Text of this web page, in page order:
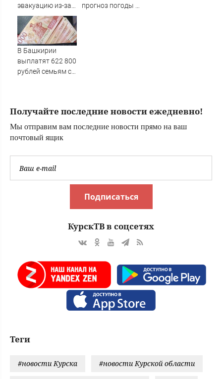
Тверские новости.
Новости
эвакуацию из-за
приближения
мощного тайфуна
прогноз погоды в
В Башкирии
выплатят 622 800
рублей семьям с
Получайте последние новости ежедневно!
Мы отправим вам последние новости прямо на ваш
почтовый ящик
Подписаться
КурскТВ в соцсетях
Теги
#новости Курска #новости Курской области